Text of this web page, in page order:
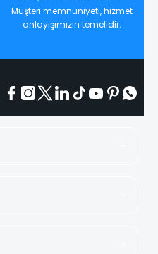
Müşteri memnuniyeti, hizmet
anlayışımızın temelidir.